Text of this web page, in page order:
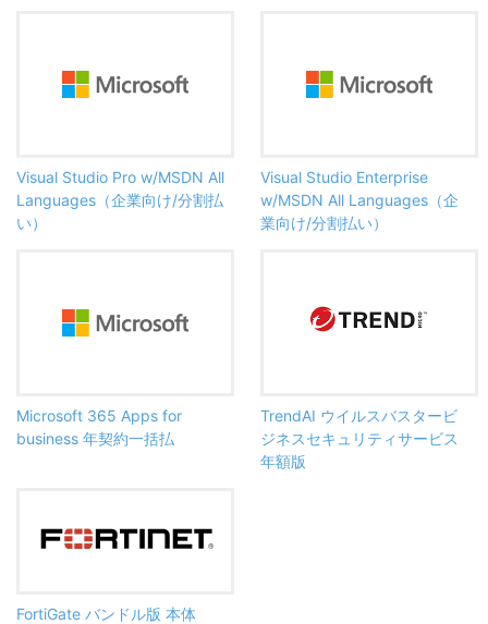
Visual Studio Pro w/MSDN All
Languages（企業向け/分割払
い）
Visual Studio Enterprise
w/MSDN All Languages（企
業向け/分割払い）
Microsoft 365 Apps for
business 年契約一括払
TrendAI ウイルスバスタービ
ジネスセキュリティサービス
年額版
FortiGate バンドル版 本体